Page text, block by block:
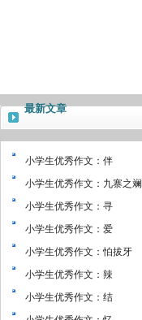
最新文章
小学生优秀作文：伴
小学生优秀作文：九寨之斓
小学生优秀作文：寻
小学生优秀作文：爱
小学生优秀作文：怕拔牙
小学生优秀作文：辣
小学生优秀作文：结